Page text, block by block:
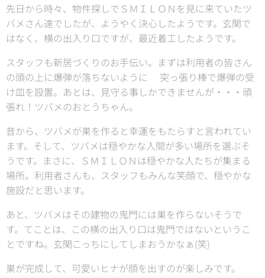
先日から時々、物件探しでＳＭＩＬＯＮを見に来ていたツ
バメさん達でしたが、ようやく決心したようです。玄関で
はなく、横の出入り口ですが、最近着工したようです。
スタッフも新居づくりのお手伝い。まずは利用者の皆さん
の頭の上に爆弾が落ちないように💦突っ張り棒で爆弾の受
け皿を設置。あとは、見守る事しかできませんが・・・頑
張れ！ツバメのおとうちゃん。
昔から、ツバメが巣を作ると幸運をもたらすと言われてい
ます。そして、ツバメは穏やかな人間が多い場所を選ぶそ
うです。まさに、ＳＭＩＬＯＮは穏やかな人たちが集まる
場所。利用者さんも、スタッフもみんな笑顔で、穏やかな
施設だと思います。
あと、ツバメはその建物の鬼門には巣を作らないそうで
す。てことは、この横の出入り口は鬼門ではないというこ
とですね。玄関こっちにしてしまおうかなぁ(笑)
巣が完成して、可愛いヒナが顔を出すのが楽しみです。